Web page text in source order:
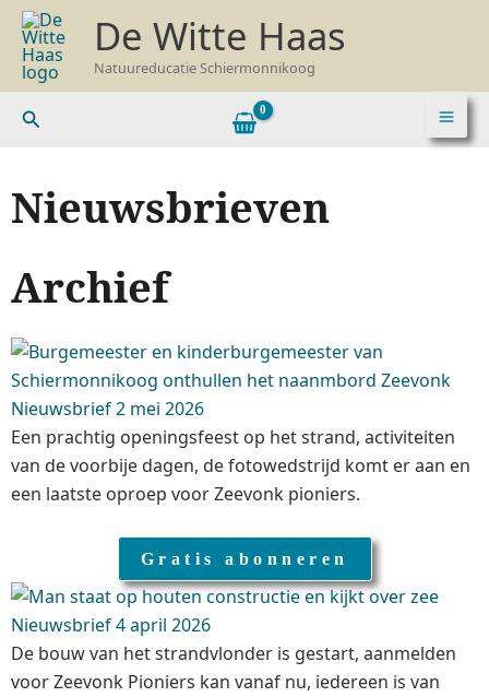
naar
inhoud
De Witte Haas
Natuureducatie Schiermonnikoog
Zoeken
Nieuwsbrieven
Archief
Nieuwsbrief 2 mei 2026
Een prachtig openingsfeest op het strand, activiteiten
van de voorbije dagen, de fotowedstrijd komt er aan en
een laatste oproep voor Zeevonk pioniers.
Gratis abonneren
Nieuwsbrief 4 april 2026
De bouw van het strandvlonder is gestart, aanmelden
voorZeevonk Pioniers kan vanaf nu, iedereen is van